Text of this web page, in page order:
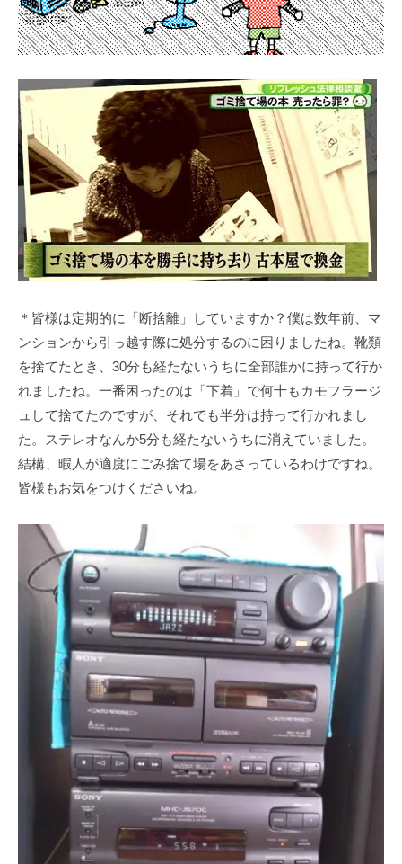
＊皆様は定期的に「断捨離」していますか？僕は数年前、マ
ンションから引っ越す際に処分するのに困りましたね。靴類
を捨てたとき、30分も経たないうちに全部誰かに持って行か
れましたね。一番困ったのは「下着」で何十もカモフラージ
ュして捨てたのですが、それでも半分は持って行かれまし
た。ステレオなんか5分も経たないうちに消えていました。
結構、暇人が適度にごみ捨て場をあさっているわけですね。
皆様もお気をつけくださいね。